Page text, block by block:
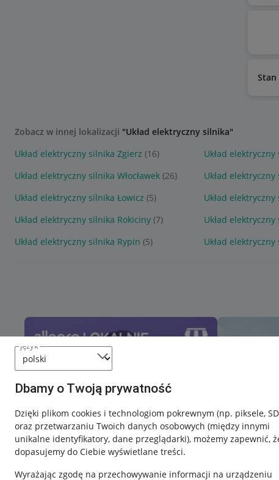
język
Dbamy o Twoją prywatność
Dzięki plikom cookies i technologiom pokrewnym (np. piksele,
oraz przetwarzaniu Twoich danych osobowych (między innymi
unikalne identyfikatory, dane przeglądarki), możemy zapewnić,
dopasujemy do Ciebie wyświetlane treści.
Wyrażając zgodę na przechowywanie informacji na urządzeniu
Zobacz w innej lokalizacji "Układ elektryczny silnika"
Układ elektryczny silnika Zgierz (16) Układ elektryczny
Układ elektryczny silnika Włocławek (26) Układ
Układ elektryczny silnika Łowicz (5) Układ
Układ elektryczny silnika Rokiciny (7) Układ elektryczny
Układ elektryczny silnika Rypin (5) Układ